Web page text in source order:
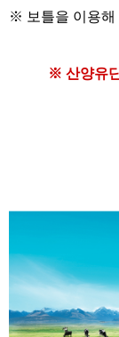
※ 보틀을 이용해
※ 산양유